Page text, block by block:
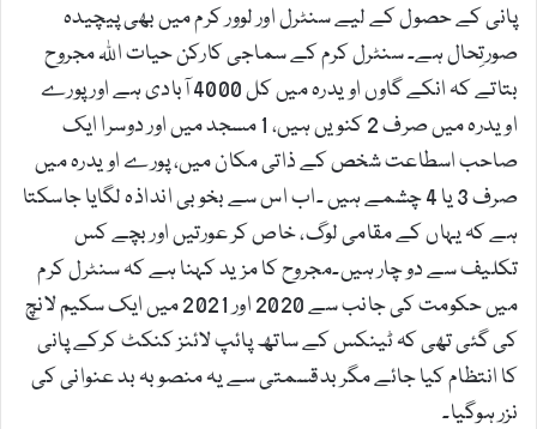
پانی کے حصول کے لیے سنٹرل اور لوور کرم میں بھی پیچیدہ
صورتِحال ہے۔ سنٹرل کرم کے سماجی کارکن حیات اللہ مجروح
بتاتے کہ انکے گاوں اویدرہ میں کل 4000 آبادی ہے اور پورے
اویدرہ میں صرف 2 کنویں ہیں، 1 مسجد میں اور دوسرا ایک
صاحب اسطاعت شخص کے ذاتی مکان میں، پورے اویدرہ میں
صرف 3 یا 4 چشمے ہیں ۔اب اس سے بخوبی انداذہ لگایا جاسکتا
ہے کہ یہاں کے مقامی لوگ، خاص کر عورتیں اور بچے کس
تکلیف سے دو چار ہیں۔مجروح کا مزید کہنا ہے کہ سنٹرل کرم
میں حکومت کی جانب سے 2020 اور 2021 میں ایک سکیم لانچ
کی گئی تھی کہ ٹینکس کے ساتھ پائپ لائنز کنکٹ کرکے پانی
کا انتظام کیا جائے مگر بدقسمتی سے یہ منصوبہ بد عنوانی کی
نزر ہوگیا۔